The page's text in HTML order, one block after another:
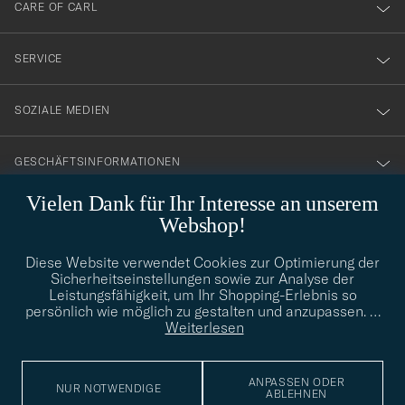
Vielen Dank für Ihr Interesse an unserem
Webshop!
Diese Website verwendet Cookies zur Optimierung der
Sicherheitseinstellungen sowie zur Analyse der
Leistungsfähigkeit, um Ihr Shopping-Erlebnis so
persönlich wie möglich zu gestalten und anzupassen. …
Weiterlesen
NUR NOTWENDIGE
ANPASSEN ODER
ABLEHNEN
vårt
nyhetsbrev!
CARE OF CARL
SERVICE
SOZIALE MEDIEN
GESCHÄFTSINFORMATIONEN
info@careofcarl.de
Benötigen Sie Hilfe bei der Suche nach Ihrem persönlichen Stil?
Wenden Sie sich an uns, wir helfen Ihnen gerne weiter!
STILBERATUNG